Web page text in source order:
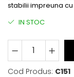
stabilii impreuna
IN STOC
Cod Produs: C151